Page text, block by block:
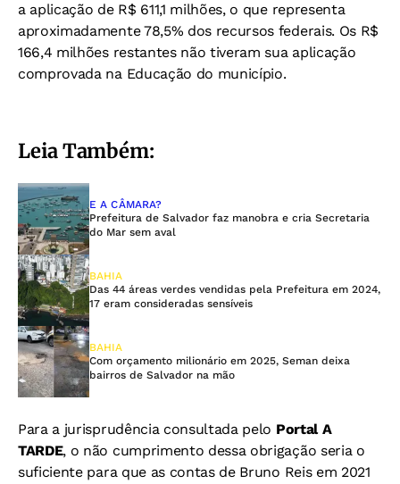
a aplicação de R$ 611,1 milhões, o que representa
aproximadamente 78,5% dos recursos federais. Os R$
166,4 milhões restantes não tiveram sua aplicação
comprovada na Educação do município.
Leia Também:
E A CÂMARA?
Prefeitura de Salvador faz manobra e cria Secretaria
do Mar sem aval
BAHIA
Das 44 áreas verdes vendidas pela Prefeitura em 2024,
17 eram consideradas sensíveis
BAHIA
Com orçamento milionário em 2025, Seman deixa
bairros de Salvador na mão
Para a jurisprudência consultada pelo Portal A
TARDE, o não cumprimento dessa obrigação seria o
suficiente para que as contas de Bruno Reis em 2021